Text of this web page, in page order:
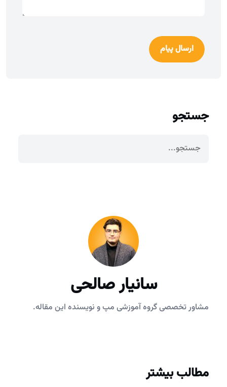
ارسال پیام
جستجو
سانیار صالحی
مشاور تخصصی گروه آموزشی مپ و نویسنده این مقاله.
مطالب بیشتر